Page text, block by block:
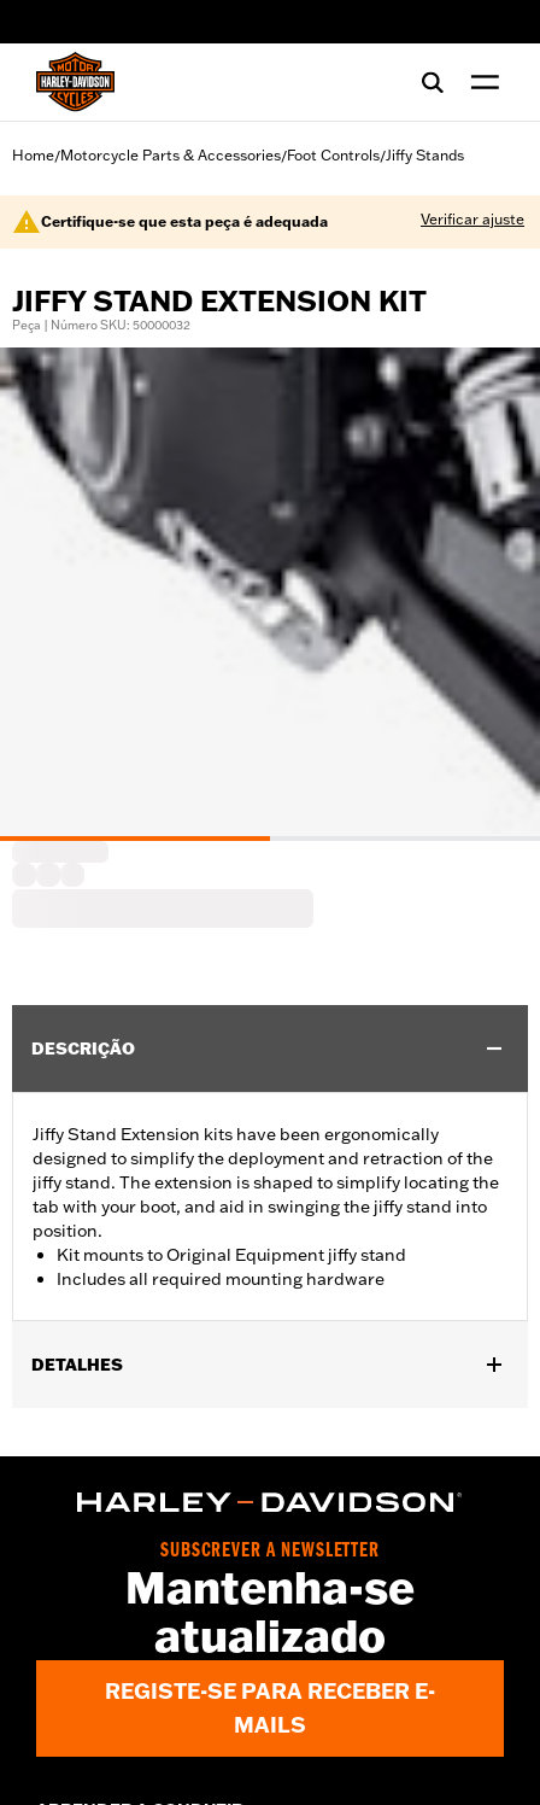
Home/Motorcycle Parts & Accessories/Foot Controls/Jiffy Stands
Certifique-se que esta peça é adequada Verificar ajuste
JIFFY STAND EXTENSION KIT
Peça | Número SKU: 50000032
DESCRIÇÃO
Jiffy Stand Extension kits have been ergonomically
designed to simplify the deployment and retraction of the
jiffy stand. The extension is shaped to simplify locating the
tab with your boot, and aid in swinging the jiffy stand into
position.
Kit mounts to Original Equipment jiffy stand
Includes all required mounting hardware
DETALHES
Installation Instructions
Jiffy stand and all necessary installation hardware
1 year limited warranty – Go towww.h-
for full details
SUBSCREVER A NEWSLETTER
Mantenha-se
atualizado
REGISTE-SE PARA RECEBER E-
MAILS